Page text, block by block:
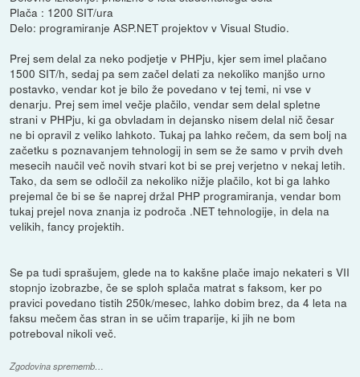
Plača : 1200 SIT/ura
Delo: programiranje ASP.NET projektov v Visual Studio.
Prej sem delal za neko podjetje v PHPju, kjer sem imel plačano
1500 SIT/h, sedaj pa sem začel delati za nekoliko manjšo urno
postavko, vendar kot je bilo že povedano v tej temi, ni vse v
denarju. Prej sem imel večje plačilo, vendar sem delal spletne
strani v PHPju, ki ga obvladam in dejansko nisem delal nič česar
ne bi opravil z veliko lahkoto. Tukaj pa lahko rečem, da sem bolj na
začetku s poznavanjem tehnologij in sem se že samo v prvih dveh
mesecih naučil več novih stvari kot bi se prej verjetno v nekaj letih.
Tako, da sem se odločil za nekoliko nižje plačilo, kot bi ga lahko
prejemal če bi se še naprej držal PHP programiranja, vendar bom
tukaj prejel nova znanja iz področa .NET tehnologije, in dela na
velikih, fancy projektih.
Se pa tudi sprašujem, glede na to kakšne plače imajo nekateri s VII
stopnjo izobrazbe, če se sploh splača matrat s faksom, ker po
pravici povedano tistih 250k/mesec, lahko dobim brez, da 4 leta na
faksu mečem čas stran in se učim traparije, ki jih ne bom
potreboval nikoli več.
Zgodovina sprememb…